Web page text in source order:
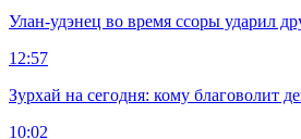
Улан-удэнец во время ссоры ударил
12:57
Зурхай на сегодня: кому благоволит
10:02